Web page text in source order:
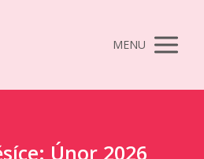
MENU
Únor 2026